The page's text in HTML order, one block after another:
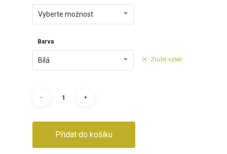
Vyberte možnost
Barva
Bílá Zrušit výběr
Přidat do košíku